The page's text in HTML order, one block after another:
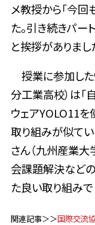
メ教授から「今
た。引き続きパー
と挨拶がありまし
授業に参加し
分工業高校）は「
ウェアYOLO11を
取り組みが似てい
さん（九州産業
会課題解決など
た良い取り組みで
関連記事＞＞国際交流